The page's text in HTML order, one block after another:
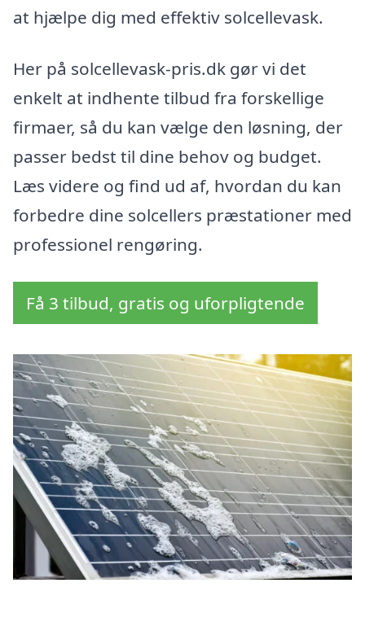
at hjælpe dig med effektiv solcellevask.
Her på solcellevask-pris.dk gør vi det
enkelt at indhente tilbud fra forskellige
firmaer, så du kan vælge den løsning, der
passer bedst til dine behov og budget.
Læs videre og find ud af, hvordan du kan
forbedre dine solcellers præstationer med
professionel rengøring.
Få 3 tilbud, gratis og uforpligtende